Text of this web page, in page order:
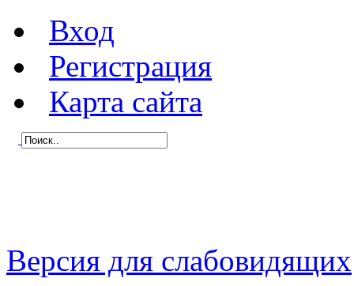
Вход
Регистрация
Карта сайта
Версия для слабовидящих